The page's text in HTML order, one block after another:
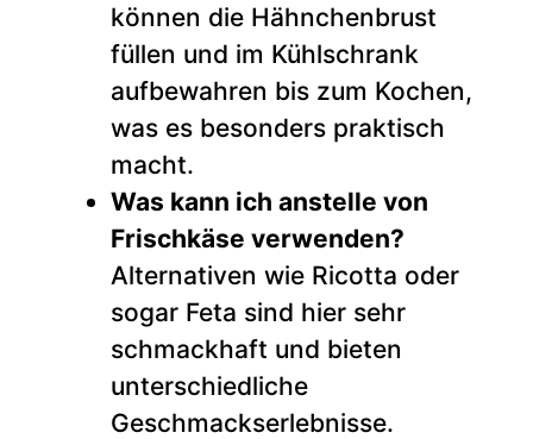
können die Hähnchenbrust
füllen und im Kühlschrank
aufbewahren bis zum Kochen,
was es besonders praktisch
macht.
Was kann ich anstelle von
Frischkäse verwenden?
Alternativen wie Ricotta oder
sogar Feta sind hier sehr
schmackhaft und bieten
unterschiedliche
Geschmackserlebnisse.